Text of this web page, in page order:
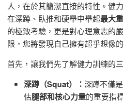
人，在於其簡潔直接的特性。健
在深蹲、臥推和硬舉中舉起最大
的極致考驗，更是對心理意志的
限，您將發現自己擁有超乎想像
首先，讓我們先了解健力訓練的
深蹲（Squat）：深蹲不僅
估腿部和核心力量的重要指